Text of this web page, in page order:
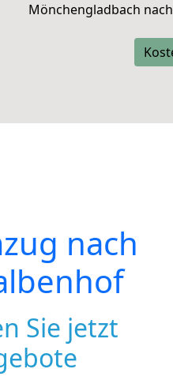
Mönchengladbach
nach
Sie jetzt